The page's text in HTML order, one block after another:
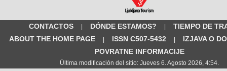
CONTACTOS | DÓNDE ESTAMOS? |
TIEMPO DE
ABOUT THE HOME PAGE
| ISSN C507-5432 |
IZJAVA O
POVRATNE INFORMACIJE
Última modificación del sitio: Jueves 6. Agosto 2026, 4:54.